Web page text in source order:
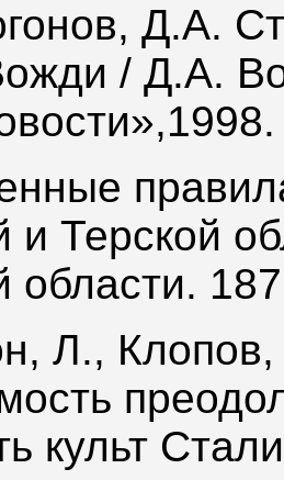
Д.А.
/ Д.А.
и Терской
области.
Л.,
культ